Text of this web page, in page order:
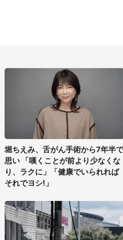
堀ちえみ、舌がん手術から7年半で
思い 「嘆くことが前より少なくな
り、ラクに」「健康でいられれば
それでヨシ!」